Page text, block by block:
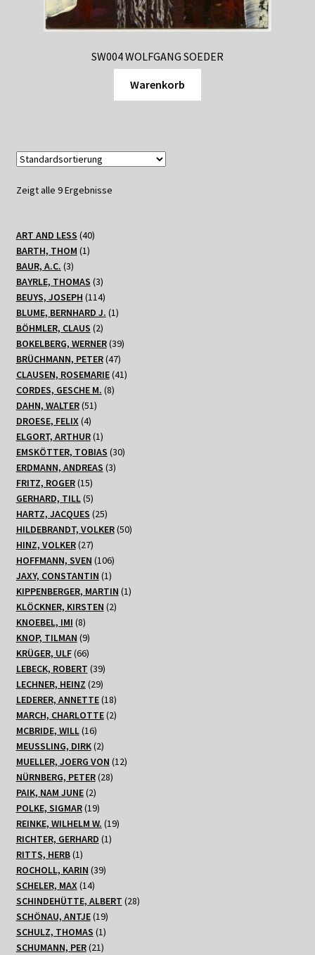
SW004 WOLFGANG SOEDER
Warenkorb
Zeigt alle 9 Ergebnisse
ART AND LESS 4040
BARTH, THOM 11
BAUR, A.C. 33
Produkte
BAYRLE, THOMAS 33
Produkte
BEUYS, JOSEPH 114114
Produkte
BLUME, BERNHARD J. 11
BÖHMLER, CLAUS 22
Produkte
BOKELBERG, WERNER 3939
BRÜCHMANN, PETER 4747
Produkte
CLAUSEN, ROSEMARIE 4141
CORDES, GESCHE M. 88
DAHN, WALTER 5151
DROESE, FELIX 44
Produkte
ELGORT, ARTHUR 11
Produkt
EMSKÖTTER, TOBIAS 3030
ERDMANN, ANDREAS 33
FRITZ, ROGER 1515
Produkte
GERHARD, TILL 55
Produkte
HARTZ, JACQUES 2525
Produkte
HILDEBRANDT, VOLKER 5050
HINZ, VOLKER 2727
Produkte
HOFFMANN, SVEN 106106
Produkte
JAXY, CONSTANTIN 11
Produkt
KIPPENBERGER, MARTIN 11
KLÖCKNER, KIRSTEN 22
KNOEBEL, IMI 88
Produkte
KNOP, TILMAN 99
Produkte
KRÜGER, ULF 6666
Produkte
LEBECK, ROBERT 3939
Produkte
LECHNER, HEINZ 2929
Produkte
LEDERER, ANNETTE 1818
Produkte
MARCH, CHARLOTTE 22
MCBRIDE, WILL 1616
Produkte
MEUSSLING, DIRK 22
Produkte
MUELLER, JOERG VON 1212
NÜRNBERG, PETER 2828
PAIK, NAM JUNE 22
Produkte
POLKE, SIGMAR 1919
Produkte
REINKE, WILHELM W. 1919
RICHTER, GERHARD 11
RITTS, HERB 11
Produkt
ROCHOLL, KARIN 3939
SCHELER, MAX 1414
Produkte
SCHINDEHÜTTE, ALBERT 2828
SCHÖNAU, ANTJE 1919
Produkte
SCHULZ, THOMAS 11
Produkt
SCHUMANN, PER 2121